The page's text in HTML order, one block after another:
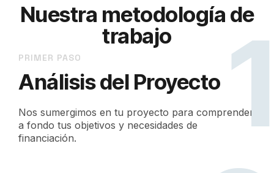
Nuestra metodología de
trabajo
PRIMER PASO
Análisis del Proyecto
Nos sumergimos en tu proyecto para comprender
a fondo tus objetivos y necesidades de
financiación.
1